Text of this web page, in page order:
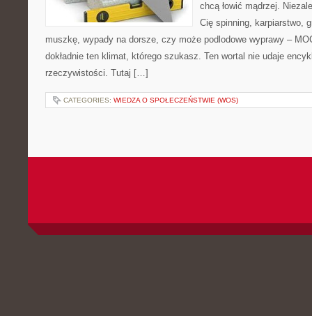
chcą łowić mądrzej.
Cię spinning, karpiarstwo,
muszkę, wypady na dorsze, czy może podlodowe wyprawy –
dokładnie ten klimat, którego szukasz. Ten wortal nie udaje
rzeczywistości. Tutaj […]
CATEGORIES: WIEDZA O SPOŁECZEŃSTWIE (WOS)